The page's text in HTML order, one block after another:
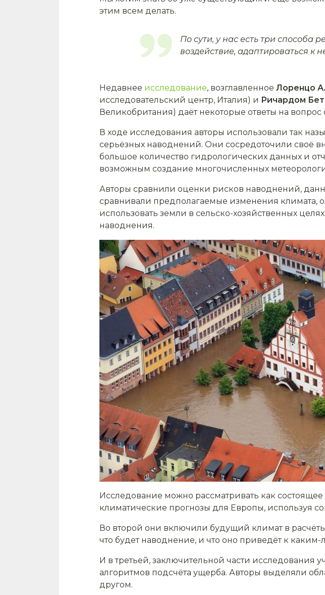
этим всем делать.
По сути, у нас есть три способа
воздействие, адаптироваться к
Недавнее исследование, возглавленное Лоренцо
исследовательский центр, Италия) и Ричардом
Великобритания) даёт некоторые ответы на вопрос
В ходе исследования авторы использовали так
серьёзных наводнений. Они сосредоточили своё
большое количество гидрологических данных и
возможным создание многочисленных
Авторы сравнили оценки рисков наводнений,
сравнивали предполагаемые изменения
использовать земли в сельско-хозяйственных
наводнения.
Исследование можно рассматривать как
климатические прогнозы для Европы, используя
Во второй они включили будущий климат в
что будет наводнение, и что оно приведёт к
И в третьей, заключительной части исследования
алгоритмов подсчёта ущерба. Авторы выделяли
другом.